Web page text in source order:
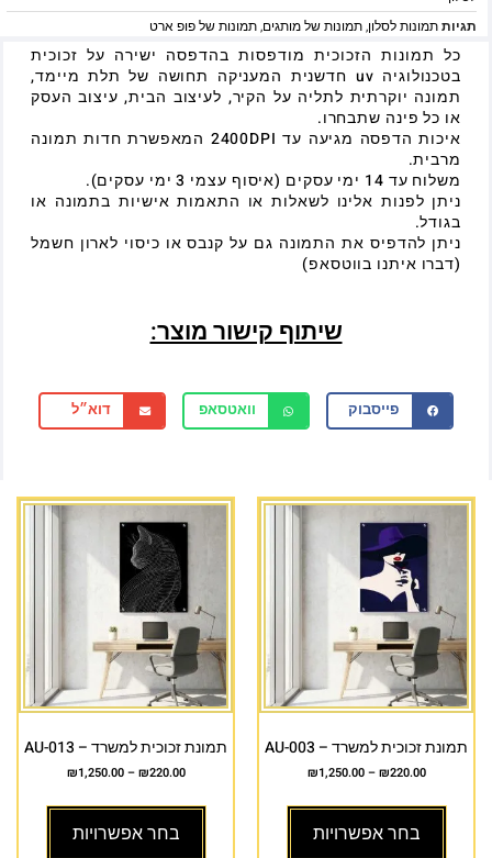
תגיותתמונות לסלון,תמונות של מותגים,תמונות של פופ ארט
כל תמונות הזכוכית מודפסות בהדפסה ישירה על זכוכית
בטכנולוגיה uv חדשנית המעניקה תחושה של תלת מיימד,
תמונה יוקרתית לתליה על הקיר, לעיצוב הבית, עיצוב העסק
או כל פינה שתבחרו.
איכות הדפסה מגיעה עד 2400DPI המאפשרת חדות תמונה
מרבית.
משלוח עד 14 ימי עסקים (איסוף עצמי 3 ימי עסקים).
ניתן לפנות אלינו לשאלות או התאמות אישיות בתמונה או
בגודל.
ניתן להדפיס את התמונה גם על קנבס או כיסוי לארון חשמל
(דברו איתנו בווטסאפ)
שיתוף קישור מוצר:
פייסבוק וואטסאפ דוא״ל
תמונת זכוכית למשרד – AU-003
₪220.00
–
₪1,250.00
בחר אפשרויות
תמונת זכוכית למשרד – AU-013
₪220.00
–
₪1,250.00
בחר אפשרויות